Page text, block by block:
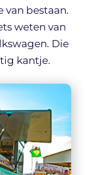
van bestaan.
weten van
Die
kantje.